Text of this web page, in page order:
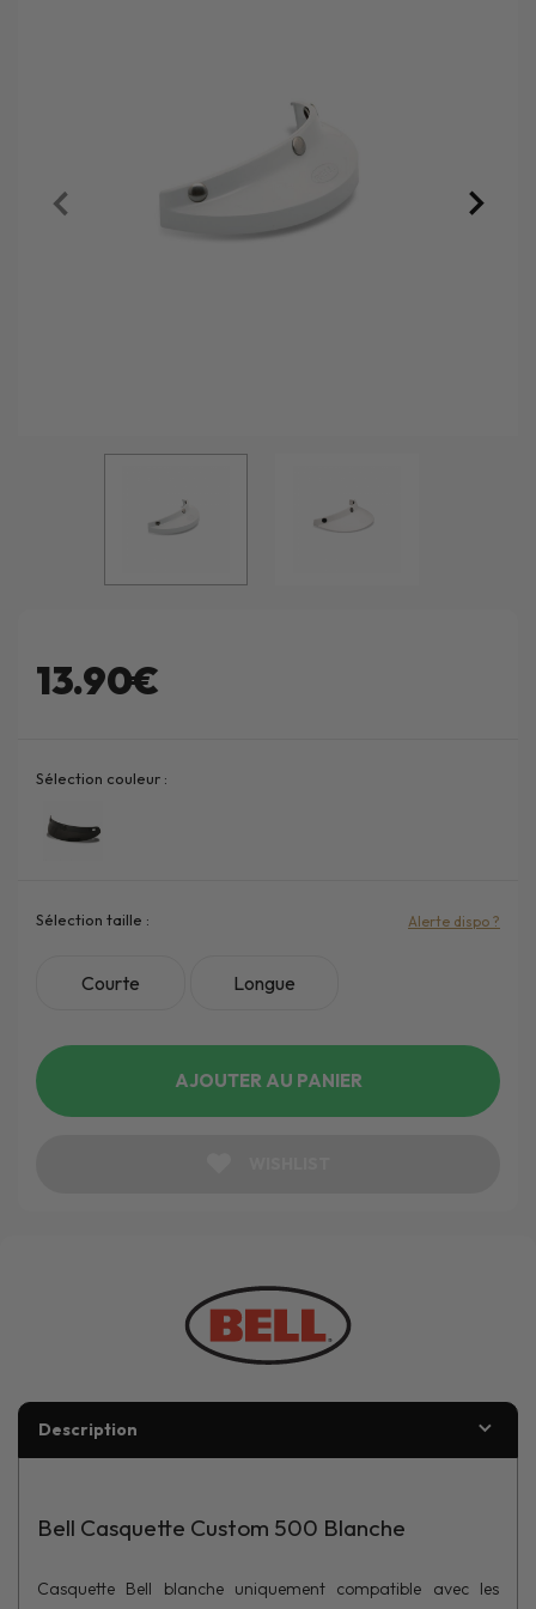
13.90€
Sélection couleur :
Sélection taille :
Courte Longue
Alerte dispo ?
AJOUTER AU PANIER
Description
Bell Casquette Custom 500 Blanche
Casquette Bell blanche uniquement compatible avec les